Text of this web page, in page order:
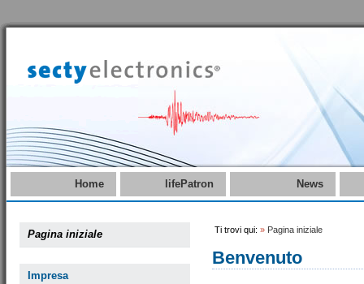
Home lifePatron News
Pagina iniziale
Impresa
Ti trovi qui: » Pagina iniziale
Benvenuto